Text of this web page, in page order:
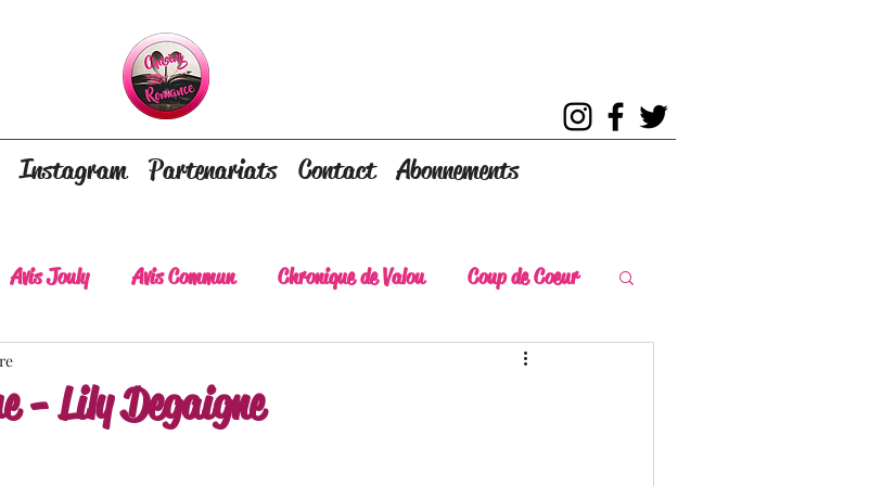
Instagram Partenariats Contact Abonnements
Avis Jouly Avis Commun Chronique de Valou Coup de Coeur
Coup de Chaud
- Lily Degaigne